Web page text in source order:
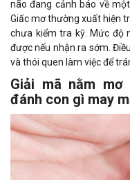
não đang cảnh báo về
Giấc mơ thường xuất hiện
chưa kiểm tra kỹ. Mức độ
được nếu nhận ra sớm.
và thói quen làm việc để
Giải mã nằm
đánh con gì may